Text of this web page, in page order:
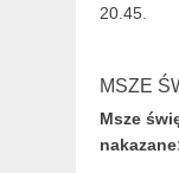
20.45.
MSZE
Msze